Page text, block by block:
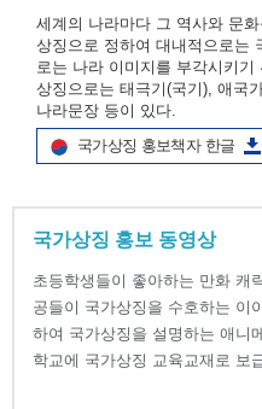
세계의 나라마다 그 역사와 문
상징으로 정하여 대내적으로는
로는 나라 이미지를 부각시키
상징으로는 태극기(국기), 애국
나라문장 등이 있다.
국가상징 홍보책자 한글
국가상징 홍보 동영상
초등학생들이 좋아하는 만화 캐
공들이 국가상징을 수호하는 이
하여 국가상징을 설명하는 애니
학교에 국가상징 교육교재로 보